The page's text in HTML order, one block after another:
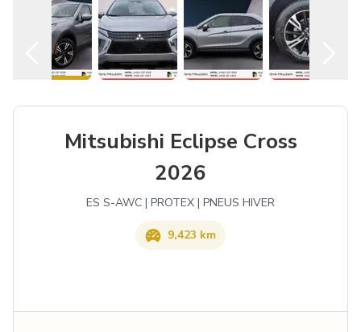
Mitsubishi Eclipse Cross
2026
ES S-AWC | PROTEX | PNEUS HIVER
9,423 km